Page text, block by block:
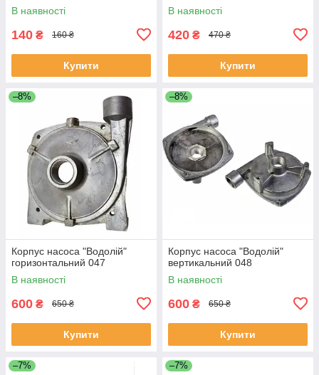
В наявності
140 ₴ 160 ₴
Купити
В наявності
420 ₴ 470 ₴
Купити
–8%
Корпус насоса "Водолій"
горизонтальний 047
В наявності
600 ₴ 650 ₴
Купити
–8%
Корпус насоса "Водолій"
вертикальний 048
В наявності
600 ₴ 650 ₴
Купити
–7% –7%